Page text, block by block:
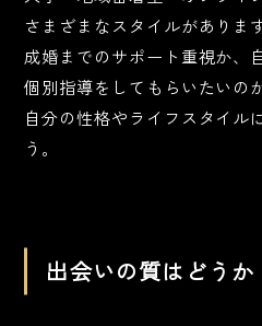
さまざまなスタイルがあります
成婚までのサポート重視か、
個別指導をしてもらいたいのか
自分の性格やライフスタイル
う。
出会いの質はどうか